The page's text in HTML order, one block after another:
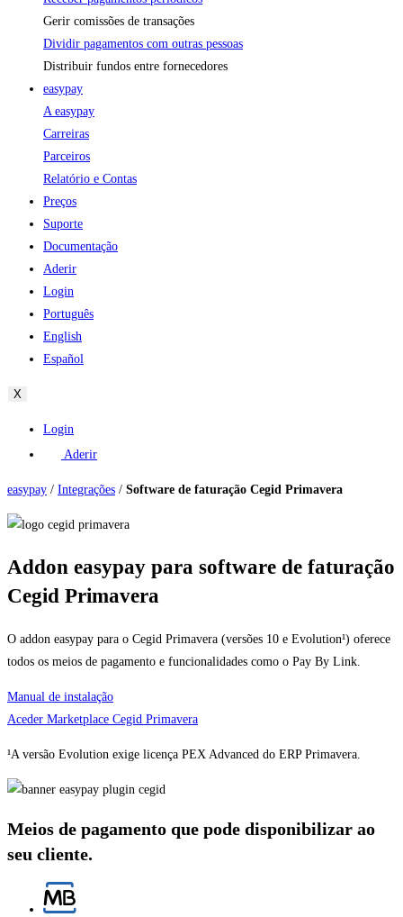
Gerir comissões de transações
Dividir pagamentos com outras pessoas
Distribuir fundos entre fornecedores
easypay
A easypay
Carreiras
Parceiros
Relatório e Contas
Preços
Suporte
Documentação
Aderir
Login
Português
English
Español
X
Login
Aderir
easypay / Integrações / Software de faturação Cegid Primavera
Addon easypay para software de faturação
Cegid Primavera
O addon easypay para o Cegid Primavera (versões 10 e Evolution¹) oferece
todos os meios de pagamento e funcionalidades como o Pay By Link.
Manual de instalação
Aceder Marketplace Cegid Primavera
¹A versão Evolution exige licença PEX Advanced do ERP Primavera.
Meios de pagamento que pode disponibilizar ao
seu cliente.​